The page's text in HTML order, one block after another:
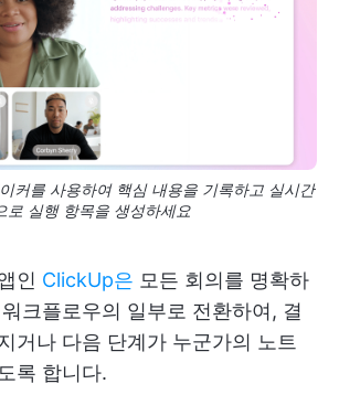
커를 사용하여 핵심 내용을 기록하고 실시간
로 실행 항목을 생성하세요
인 ClickUp은 모든 회의를 명확하
크플로우의 일부로 전환하여, 결
거나 다음 단계가 누군가의 노트
록 합니다.